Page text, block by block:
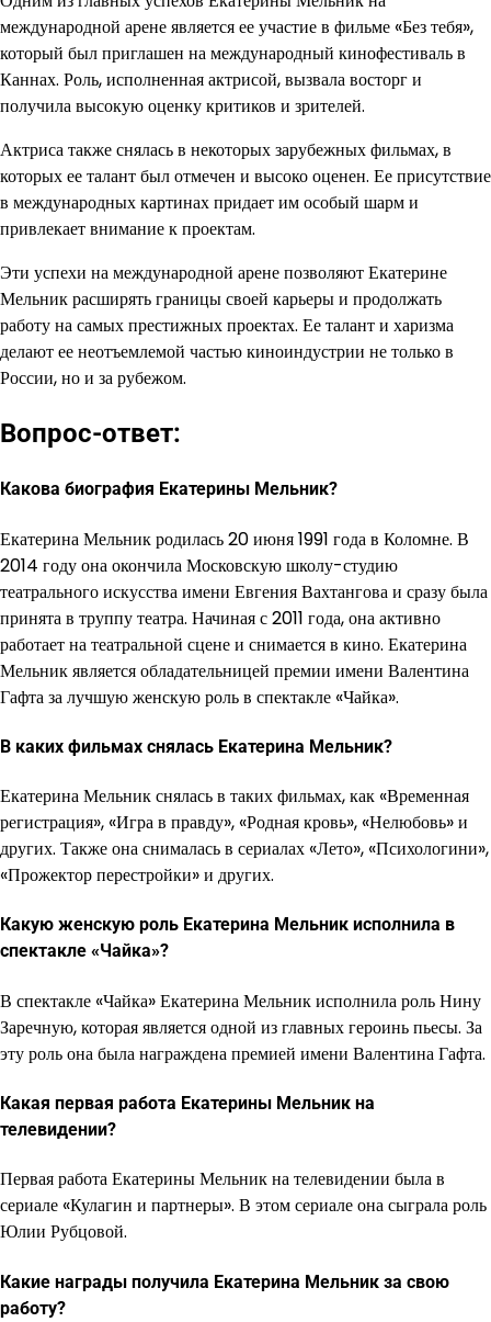
международной арене является ее участие в фильме «Без тебя»,
который был приглашен на международный кинофестиваль в
Каннах. Роль, исполненная актрисой, вызвала восторг и
получила высокую оценку критиков и зрителей.
Актриса также снялась в некоторых зарубежных фильмах, в
которых ее талант был отмечен и высоко оценен. Ее присутствие
в международных картинах придает им особый шарм и
привлекает внимание к проектам.
Эти успехи на международной арене позволяют Екатерине
Мельник расширять границы своей карьеры и продолжать
работу на самых престижных проектах. Ее талант и харизма
делают ее неотъемлемой частью киноиндустрии не только в
России, но и за рубежом.
Вопрос-ответ:
Какова биография Екатерины Мельник?
Екатерина Мельник родилась 20 июня 1991 года в Коломне. В
2014 году она окончила Московскую школу-студию
театрального искусства имени Евгения Вахтангова и сразу была
принята в труппу театра. Начиная с 2011 года, она активно
работает на театральной сцене и снимается в кино. Екатерина
Мельник является обладательницей премии имени Валентина
Гафта за лучшую женскую роль в спектакле «Чайка».
В каких фильмах снялась Екатерина Мельник?
Екатерина Мельник снялась в таких фильмах, как «Временная
регистрация», «Игра в правду», «Родная кровь», «Нелюбовь» и
других. Также она снималась в сериалах «Лето», «Психологини»,
«Прожектор перестройки» и других.
Какую женскую роль Екатерина Мельник исполнила в
спектакле «Чайка»?
В спектакле «Чайка» Екатерина Мельник исполнила роль Нину
Заречную, которая является одной из главных героинь пьесы. За
эту роль она была награждена премией имени Валентина Гафта.
Какая первая работа Екатерины Мельник на
телевидении?
Первая работа Екатерины Мельник на телевидении была в
сериале «Кулагин и партнеры». В этом сериале она сыграла роль
Юлии Рубцовой.
Какие награды получила Екатерина Мельник за свою
работу?